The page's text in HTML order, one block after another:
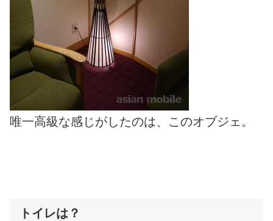
唯一高級な感じがしたのは、このオブジェ。
トイレは？